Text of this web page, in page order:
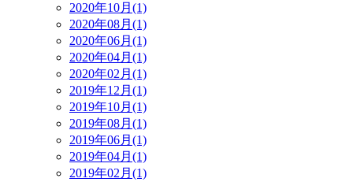
2020年10月(1)
2020年08月(1)
2020年06月(1)
2020年04月(1)
2020年02月(1)
2019年12月(1)
2019年10月(1)
2019年08月(1)
2019年06月(1)
2019年04月(1)
2019年02月(1)